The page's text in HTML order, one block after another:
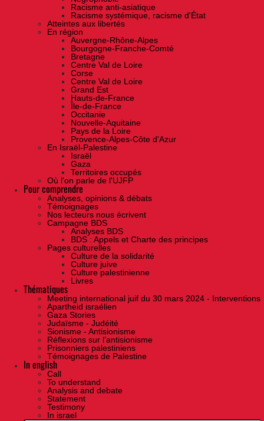
Racisme anti-asiatique
Racisme systémique, racisme d'État
Atteintes aux libertés
En région
Auvergne-Rhône-Alpes
Bourgogne-Franche-Comté
Bretagne
Centre Val de Loire
Corse
Centre Val de Loire
Grand Est
Hauts-de-France
Île-de-France
Occitanie
Nouvelle-Aquitaine
Pays de la Loire
Provence-Alpes-Côte d'Azur
En Israël-Palestine
Israël
Gaza
Territoires occupés
Où l'on parle de l'UJFP
Pour comprendre
Analyses, opinions & débats
Témoignages
Nos lecteurs nous écrivent
Campagne BDS
Analyses BDS
BDS : Appels et Charte des principes
Pages culturelles
Culture de la solidarité
Culture juive
Culture palestinienne
Livres
Thématiques
Meeting international juif du 30 mars 2024 - Interventions
Apartheid israélien
Gaza Stories
Judaïsme - Judéité
Sionisme - Antisionisme
Réflexions sur l’antisionisme
Prisonniers palestiniens
Témoignages de Palestine
In english
Call
To understand
Analysis and debate
Statement
Testimony
In israel